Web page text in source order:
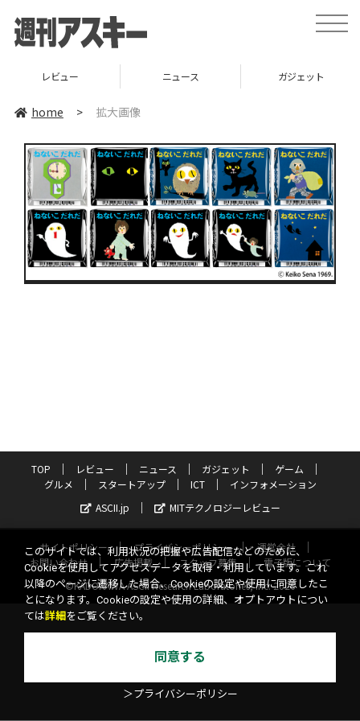
toggle
レビュー ニュース ガジェット
home > 拡大画像
TOP レビュー ニュース ガジェット
ゲーム
グルメ
スタートアップ ICT
インフォメーション
ASCII.jp
MITテクノロジーレビュー
サイトポリシー プライバシーポリシー
運営会社
お問い合わせ
広告掲載 スタッフ募集
電子版について
©KADOKAWA ASCII Research Laboratories, Inc. 2026
このサイトでは、利用状況の把握や広告配信などのために、
Cookieを使用してアクセスデータを取得・利用しています。これ
以降のページに遷移した場合、Cookieの設定や使用に同意したこ
とになります。Cookieの設定や使用の詳細、オプトアウトについ
ては詳細 をご覧ください。
同意する
＞プライバシーポリシー